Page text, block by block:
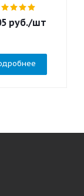
руб./шт